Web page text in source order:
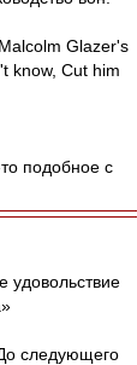
Glazer's
know, Cut him
подобное с
удовольствие
следующего